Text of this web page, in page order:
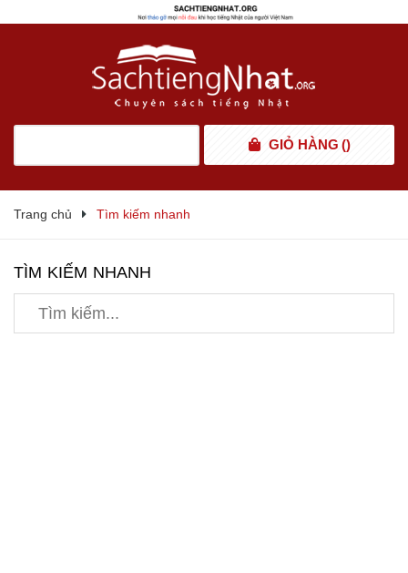
GIỎ HÀNG ()
Trang chủ Tìm kiếm nhanh
TÌM KIẾM NHANH